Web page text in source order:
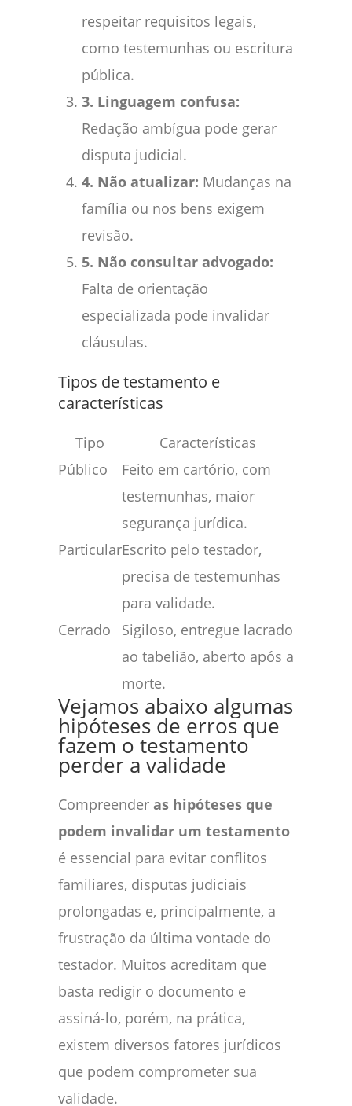
respeitar requisitos legais,
como testemunhas ou escritura
pública.
3. Linguagem confusa:
Redação ambígua pode gerar
disputa judicial.
4. Não atualizar: Mudanças na
família ou nos bens exigem
revisão.
5. Não consultar advogado:
Falta de orientação
especializada pode invalidar
cláusulas.
Tipos de testamento e
características
Tipo
Características
Público
Feito em cartório, com
testemunhas, maior
segurança jurídica.
ParticularEscrito pelo testador,
precisa de testemunhas
para validade.
Cerrado
Sigiloso, entregue lacrado
ao tabelião, aberto após a
morte.
Vejamos abaixo algumas
hipóteses de erros que
fazem o testamento
perder a validade
Compreender as hipóteses que
podem invalidar um testamento
é essencial para evitar conflitos
familiares, disputas judiciais
prolongadas e, principalmente, a
frustração da última vontade do
testador. Muitos acreditam que
basta redigir o documento e
assiná-lo, porém, na prática,
existem diversos fatores jurídicos
que podem comprometer sua
validade.